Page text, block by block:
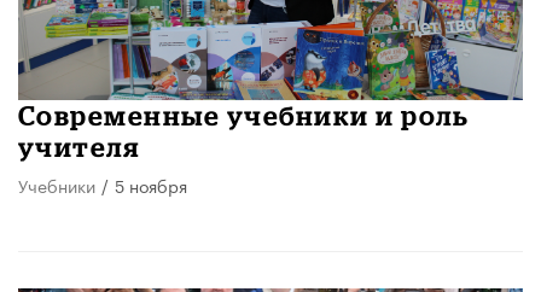
Современные учебники и роль
учителя
Учебники / 5 ноября